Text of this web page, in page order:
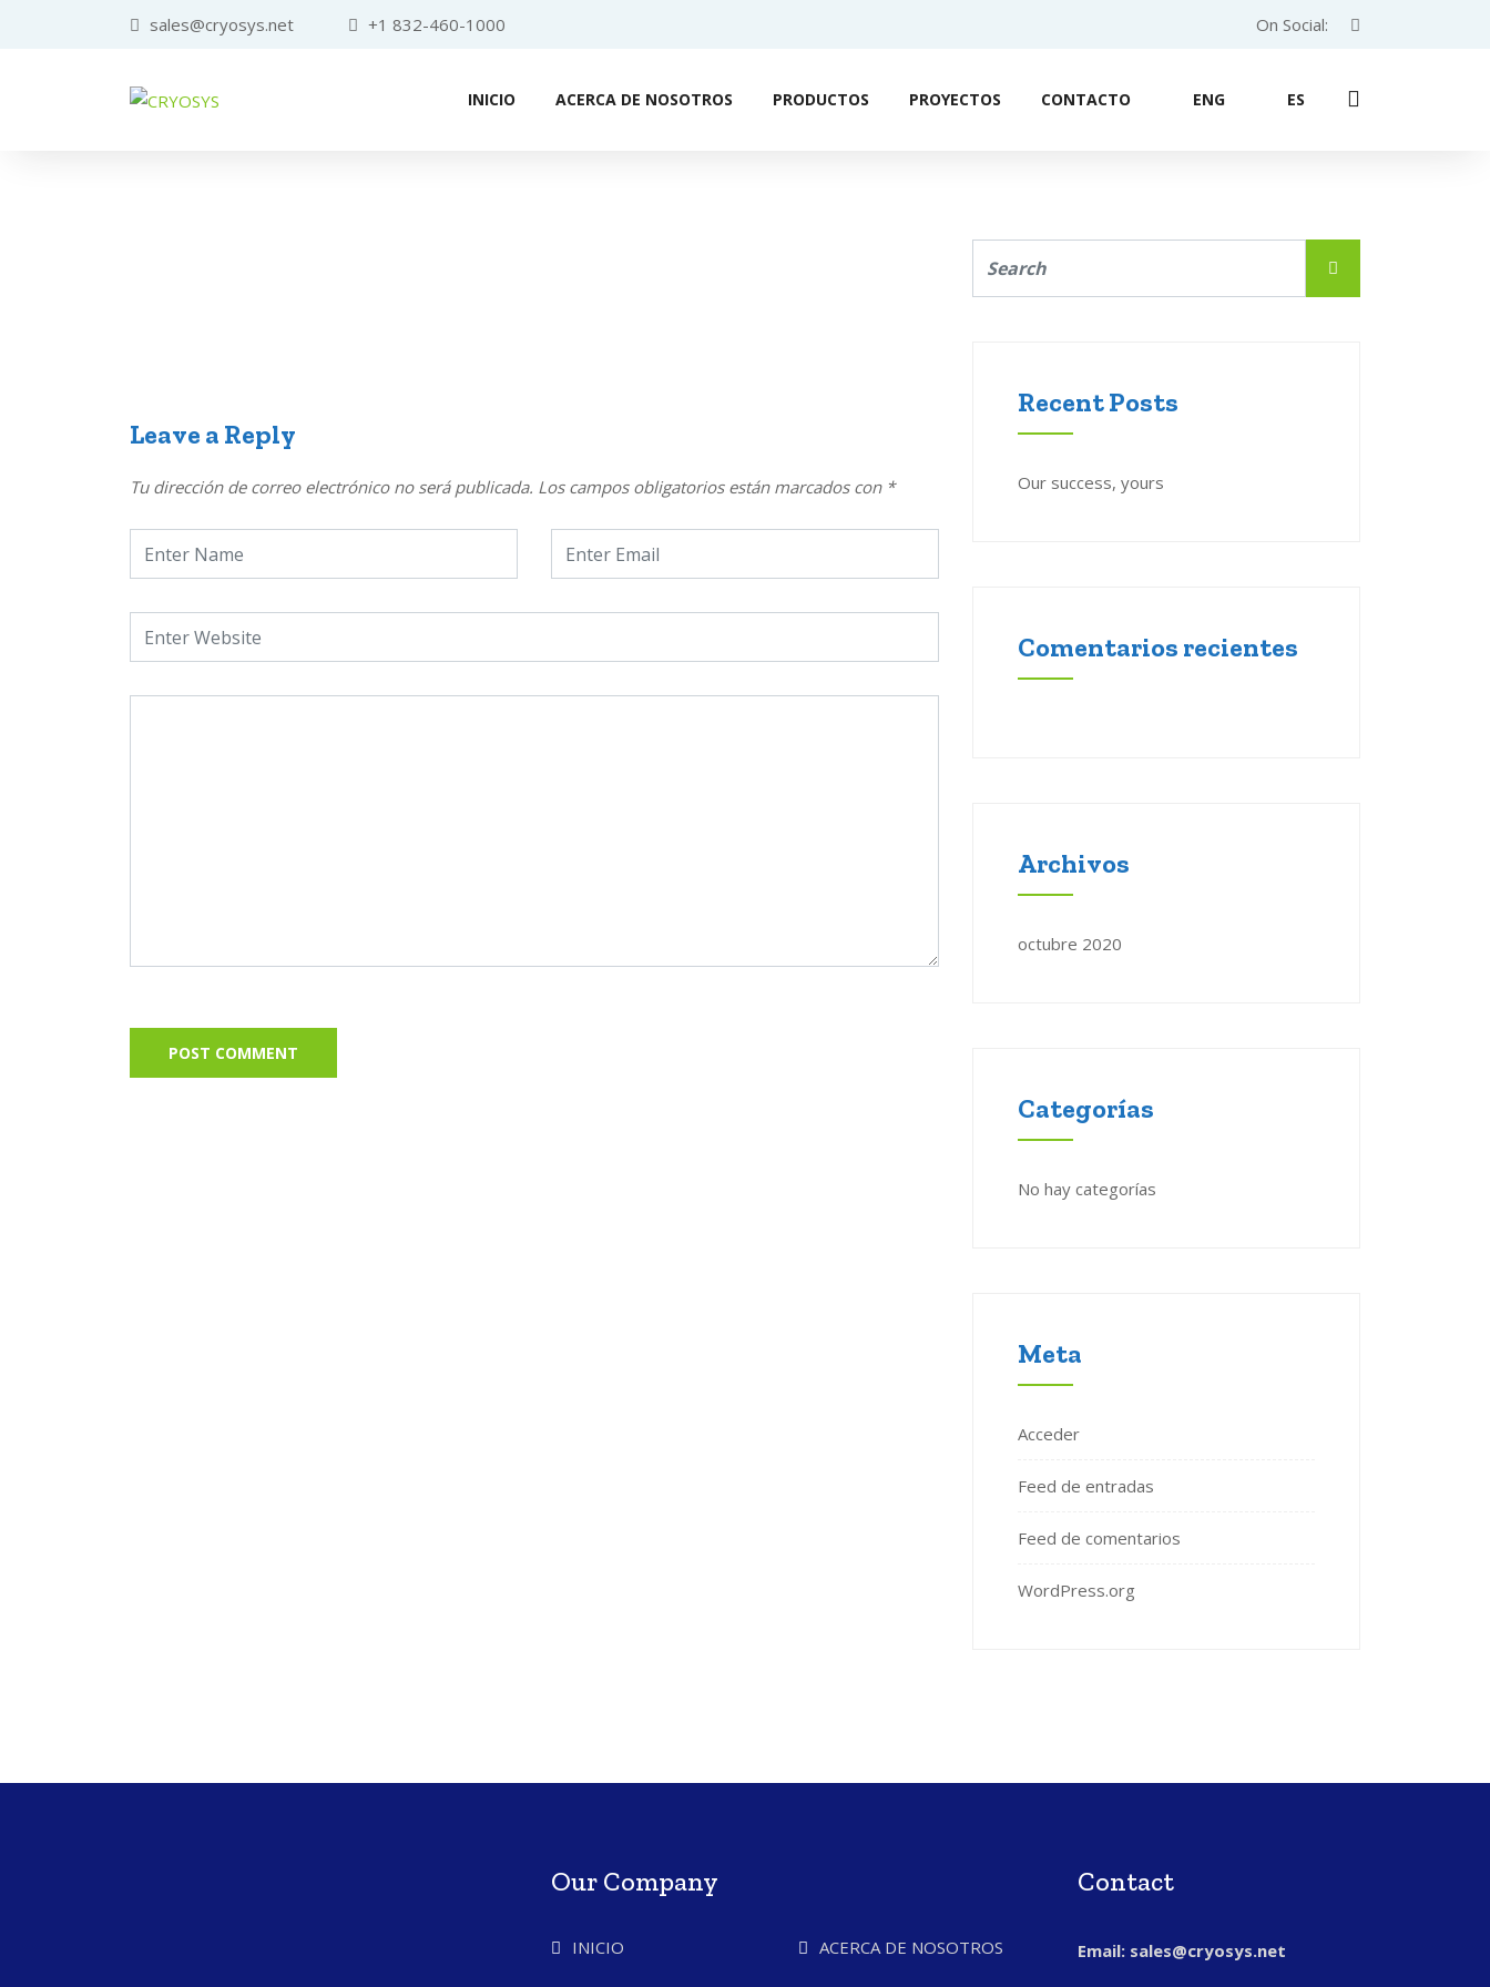
sales@cryosys.net +1 832-460-1000 On Social:
INICIO ACERCA DE NOSOTROS PRODUCTOS PROYECTOS CONTACTO ENG ES
Leave a Reply
Tu dirección de correo electrónico no será publicada. Los campos obligatorios están marcados con *
Recent Posts
Our success, yours
Comentarios recientes
Archivos
octubre 2020
Categorías
No hay categorías
Meta
Acceder
Feed de entradas
Feed de comentarios
WordPress.org
Our Company
INICIO ACERCA DE NOSOTROS
Contact
Email: sales@cryosys.net